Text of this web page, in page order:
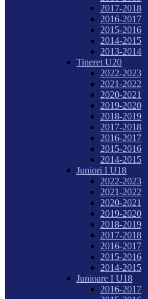
2017-2018
2016-2017
2015-2016
2014-2015
2013-2014
Tineret U20
2022-2023
2021-2022
2020-2021
2019-2020
2018-2019
2017-2018
2016-2017
2015-2016
2014-2015
Juniori I U18
2022-2023
2021-2022
2020-2021
2019-2020
2018-2019
2017-2018
2016-2017
2015-2016
2014-2015
Junioare I U18
2016-2017